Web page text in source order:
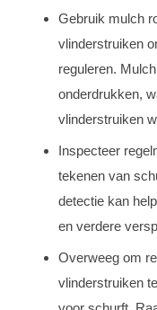
Gebruik mulch
vlinderstruiken
reguleren.
onderdrukken,
vlinderstruiken
Inspecteer
tekenen van
detectie kan
en verdere
Overweeg om
vlinderstruiken